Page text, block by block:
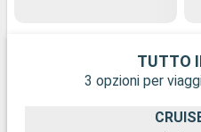
TUTTO
3 opzioni per